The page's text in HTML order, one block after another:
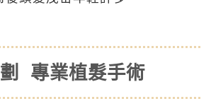
專業植髮手術